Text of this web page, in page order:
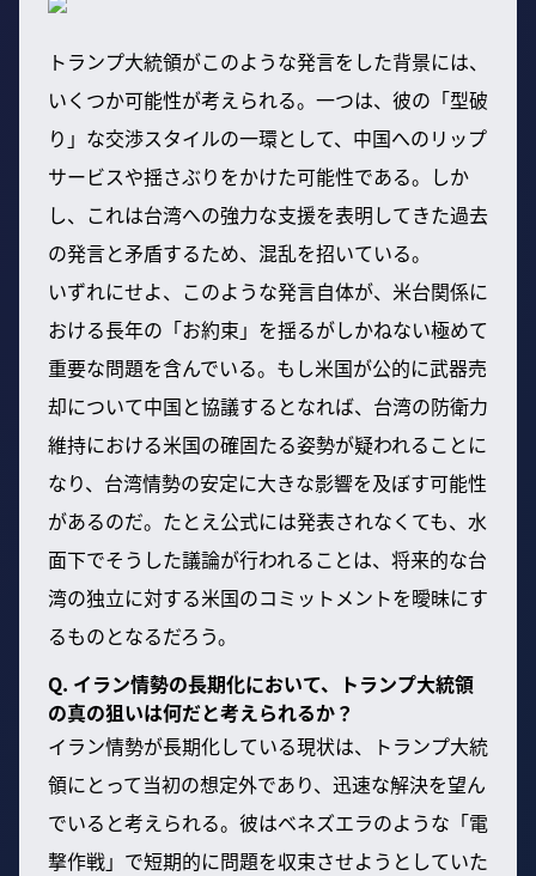
トランプ大統領がこのような発言をした背景には、
いくつか可能性が考えられる。一つは、彼の「型破
り」な交渉スタイルの一環として、中国へのリップ
サービスや揺さぶりをかけた可能性である。しか
し、これは台湾への強力な支援を表明してきた過去
の発言と矛盾するため、混乱を招いている。
いずれにせよ、このような発言自体が、米台関係に
おける長年の「お約束」を揺るがしかねない極めて
重要な問題を含んでいる。もし米国が公的に武器売
却について中国と協議するとなれば、台湾の防衛力
維持における米国の確固たる姿勢が疑われることに
なり、台湾情勢の安定に大きな影響を及ぼす可能性
があるのだ。たとえ公式には発表されなくても、水
面下でそうした議論が行われることは、将来的な台
湾の独立に対する米国のコミットメントを曖昧にす
るものとなるだろう。
Q. イラン情勢の長期化において、トランプ大統領
の真の狙いは何だと考えられるか？
イラン情勢が長期化している現状は、トランプ大統
領にとって当初の想定外であり、迅速な解決を望ん
でいると考えられる。彼はベネズエラのような「電
撃作戦」で短期的に問題を収束させようとしていた